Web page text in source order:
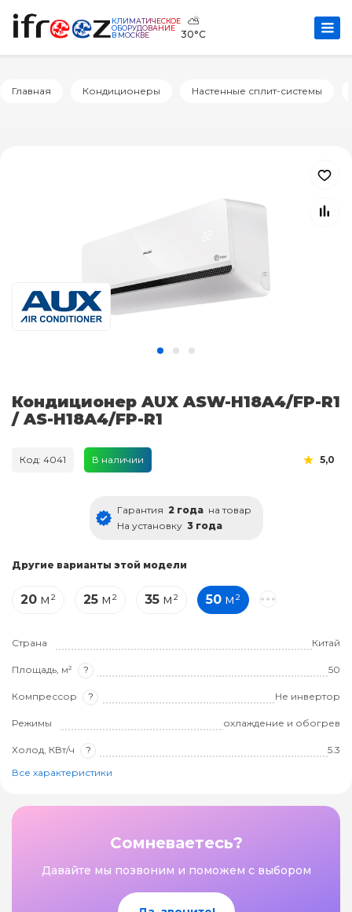
КЛИМАТИЧЕСКОЕ
ОБОРУДОВАНИЕ
В МОСКВЕ
⛅
30°C
Главная Кондиционеры Настенные сплит-системы
Кондиционер AUX ASW-H18A4/FP-R1
/ AS-H18A4/FP-R1
Код: 4041 В наличии 5,0
Гарантия 2 года на товар
На установку 3 года
Другие варианты этой модели
20 м² 25 м² 35 м² 50 м²
Страна Китай
Площадь, м² ? 50
Компрессор ? Не инвертор
Режимы охлаждение и обогрев
Холод, КВт/ч ?
5.3
Все характеристики
Сомневаетесь?
Давайте мы позвоним и поможем с выбором